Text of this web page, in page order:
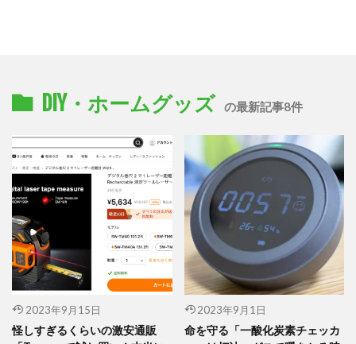
DIY・ホームグッズ の最新記事8件
2023年9月15日
怪しすぎるくらいの激安通販
2023年9月1日
命を守る「一酸化炭素チェッカ